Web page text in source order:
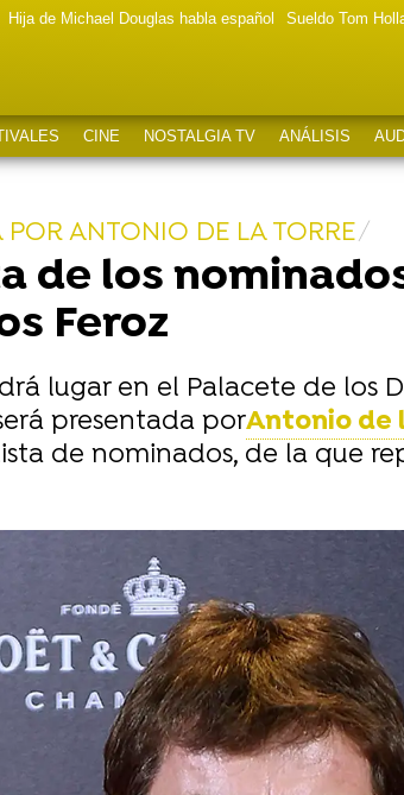
Hija de Michael Douglas habla español Sueldo Tom
CINE NOSTALGIA TV ANÁLISIS
POR ANTONIO DE LA TORRE
de los
Feroz
lugar en el Palacete de los
presentada porAntonio de
de nominados, de la que